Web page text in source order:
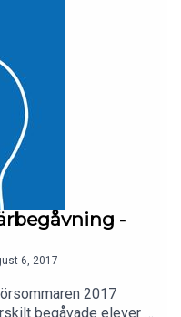
kommer framöver.
-
6, 2017
2017
begåvade elever -